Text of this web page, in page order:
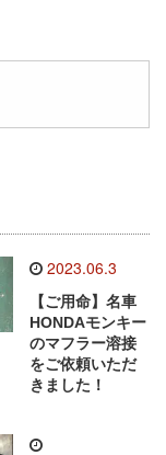
2023.06.3
【ご用命】名車
HONDAモンキー
のマフラー溶接
をご依頼いただ
きました！